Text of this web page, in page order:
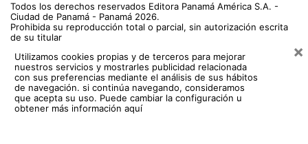
Todos los derechos reservados Editora Panamá América S.A. -
Ciudad de Panamá - Panamá 2026.
Prohibida su reproducción total o parcial, sin autorización escrita
de su titular
Utilizamos cookies propias y de terceros para mejorar
nuestros servicios y mostrarles publicidad relacionada
con sus preferencias mediante el análisis de sus hábitos
de navegación. si continúa navegando, consideramos
que acepta su uso. Puede cambiar la configuración u
obtener más información aquí
×